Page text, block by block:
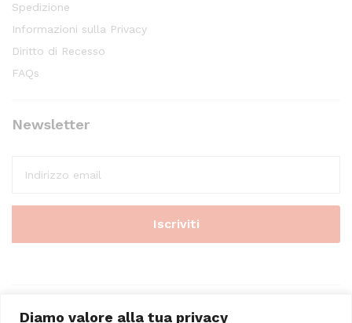
Diamo valore alla tua privacy
Spedizione
Informazioni sulla Privacy
Diritto di Recesso
FAQs
Newsletter